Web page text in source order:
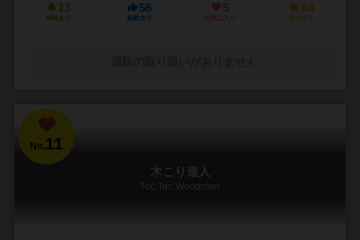
13
興味あり
56
経験あり
5
お気に入り
44
持ってる
No.11
木こり達人
Toc Toc Woodman